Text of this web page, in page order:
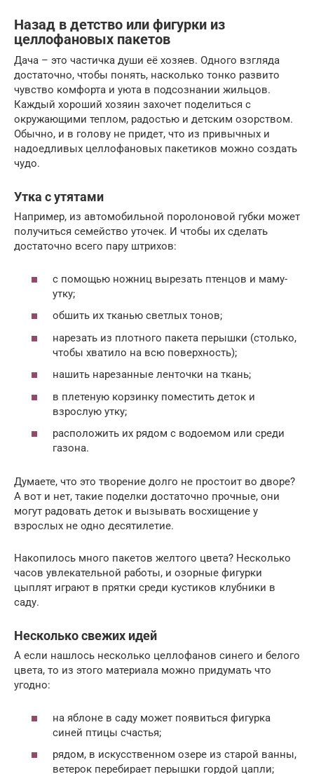
Назад в детство или фигурки из
целлофановых пакетов
Дача – это частичка души её хозяев. Одного взгляда
достаточно, чтобы понять, насколько тонко развито
чувство комфорта и уюта в подсознании жильцов.
Каждый хороший хозяин захочет поделиться с
окружающими теплом, радостью и детским озорством.
Обычно, и в голову не придет, что из привычных и
надоедливых целлофановых пакетиков можно создать
чудо.
Утка с утятами
Например, из автомобильной поролоновой губки может
получиться семейство уточек. И чтобы их сделать
достаточно всего пару штрихов:
с помощью ножниц вырезать птенцов и маму-
утку;
обшить их тканью светлых тонов;
нарезать из плотного пакета перышки (столько,
чтобы хватило на всю поверхность);
нашить нарезанные ленточки на ткань;
в плетеную корзинку поместить деток и
взрослую утку;
расположить их рядом с водоемом или среди
газона.
Думаете, что это творение долго не простоит во дворе?
А вот и нет, такие поделки достаточно прочные, они
могут радовать деток и вызывать восхищение у
взрослых не одно десятилетие.
Накопилось много пакетов желтого цвета? Несколько
часов увлекательной работы, и озорные фигурки
цыплят играют в прятки среди кустиков клубники в
саду.
Несколько свежих идей
А если нашлось несколько целлофанов синего и белого
цвета, то из этого материала можно придумать что
угодно:
на яблоне в саду может появиться фигурка
синей птицы счастья;
рядом, в искусственном озере из старой ванны,
ветерок перебирает перышки гордой цапли;